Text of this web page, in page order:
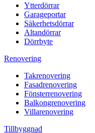
Ytterdörrar
Garageportar
Säkerhetsdörrar
Altandörrar
Dörrbyte
Renovering
Takrenovering
Fasadrenovering
Fönsterrenovering
Balkongrenovering
Villarenovering
Tillbyggnad